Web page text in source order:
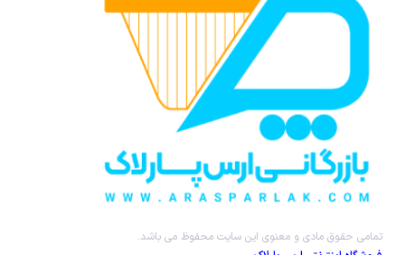
تمامی حقوق مادی و معنوی این سایت محفوظ می باشد.